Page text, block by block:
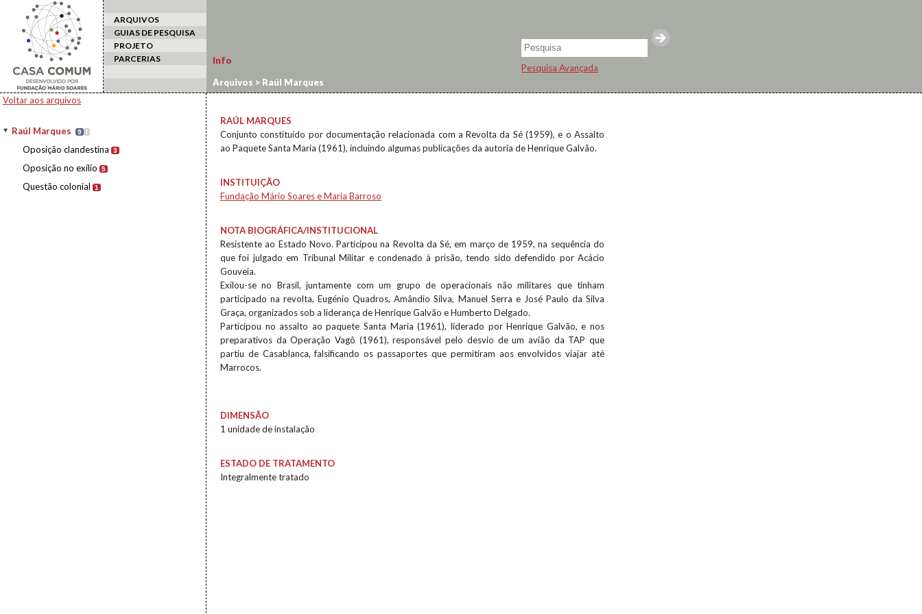
ARQUIVOS
GUIAS DE PESQUISA
PROJETO
PARCERIAS
Pesquisa Avançada
Voltar aos arquivos
Raúl Marques 9 I
Oposição clandestina 3
Oposição no exílio 5
Questão colonial 1
Info
Arquivos > Raúl Marques
RAÚL MARQUES
Conjunto constituído por documentação relacionada com a Revolta da Sé (1959), e o Assalto
ao Paquete Santa Maria (1961), incluindo algumas publicações da autoria de Henrique Galvão.
INSTITUIÇÃO
Fundação Mário Soares e Maria Barroso
NOTA BIOGRÁFICA/INSTITUCIONAL
Resistente ao Estado Novo. Participou na Revolta da Sé, em março de 1959, na sequência do
que foi julgado em Tribunal Militar e condenado à prisão, tendo sido defendido por Acácio
Gouveia.
Exilou-se no Brasil, juntamente com um grupo de operacionais não militares que tinham
participado na revolta, Eugénio Quadros, Amândio Silva, Manuel Serra e José Paulo da Silva
Graça, organizados sob a liderança de Henrique Galvão e Humberto Delgado.
Participou no assalto ao paquete Santa Maria (1961), liderado por Henrique Galvão, e nos
preparativos da Operação Vagô (1961), responsável pelo desvio de um avião da TAP que
partiu de Casablanca, falsificando os passaportes que permitiram aos envolvidos viajar até
Marrocos.
DIMENSÃO
1 unidade de instalação
ESTADO DE TRATAMENTO
Integralmente tratado